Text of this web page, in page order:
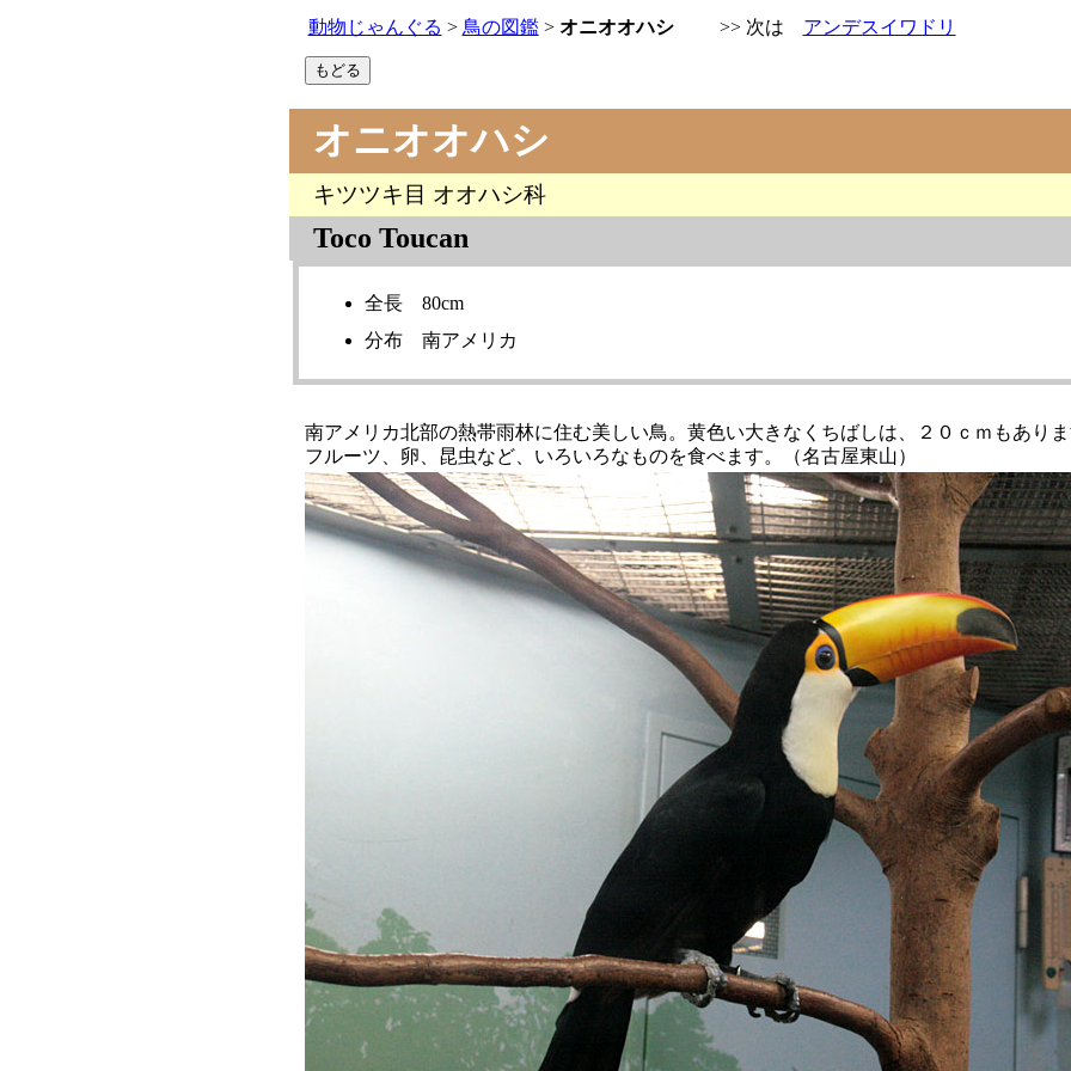
動物じゃんぐる > 鳥の図鑑 > オニオオハシ >> 次は アンデスイワドリ
オニオオハシ
キツツキ目 オオハシ科
Toco Toucan
全長 80cm
分布 南アメリカ
南アメリカ北部の熱帯雨林に住む美しい鳥。黄色い大きなくちばしは、２０ｃｍもあり
フルーツ、卵、昆虫など、いろいろなものを食べます。（名古屋東山）